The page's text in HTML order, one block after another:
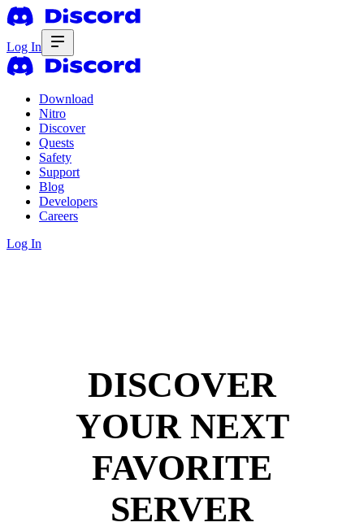
Log In
Download
Nitro
Discover
Quests
Safety
Support
Blog
Developers
Careers
Log In
DISCOVER
YOUR NEXT
FAVORITE
SERVER